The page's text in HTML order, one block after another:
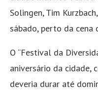
Solingen, Tim
sábado, perto da cena
O “Festival da
aniversário da cidade,
deveria durar até